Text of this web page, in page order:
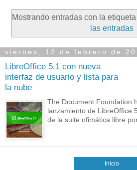
Mostrando entradas con la etiqueta
las entradas
viernes, 12 de febrero de
LibreOffice 5.1 con nueva
interfaz de usuario y lista para
la nube
The Document Foundation
lanzamiento de LibreOffice
de la suite ofimática libre
Inicio